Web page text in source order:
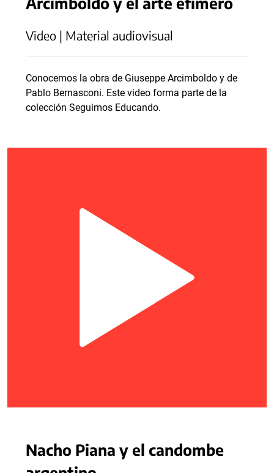
Video | Material audiovisual
Conocemos la obra de Giuseppe Arcimboldo y de
Pablo Bernasconi. Este video forma parte de la
colección Seguimos Educando.
Nacho Piana y el candombe